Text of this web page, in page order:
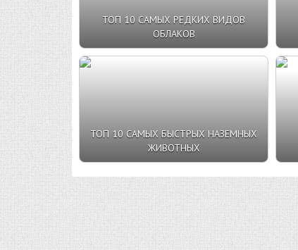
ТОП 10 САМЫХ РЕДКИХ ВИДОВ
ОБЛАКОВ
ТОП 10 САМЫХ БЫСТРЫХ НАЗЕМНЫХ
ЖИВОТНЫХ